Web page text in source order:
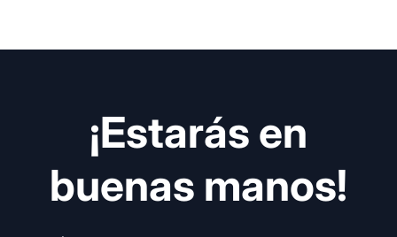
¡Estarás en
buenas manos!